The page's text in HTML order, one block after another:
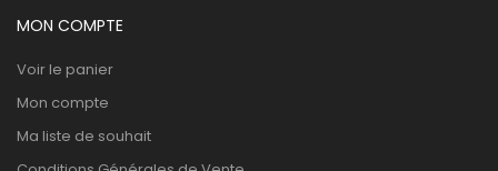
MON COMPTE
Voir le panier
Mon compte
Ma liste de souhait